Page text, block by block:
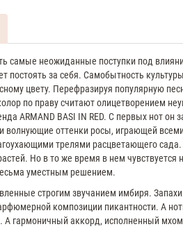
самые неожиданные поступки под
за себя. Самобытность
цвету. Перефразируя популярную
по праву считают олицетворением
ARMAND BASI IN RED. С первых нот он
оттенки росы, играющей
трелями расцветающего
Но в то же время в нем
уместным решением.
строгим звучанием имбиря.
композиции пикантности. А
А гармоничный аккорд, исполненный